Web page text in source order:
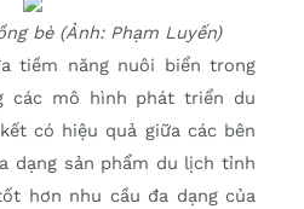
bè (Ảnh: Phạm Luyến)
tiềm năng nuôi biển trong
các mô hình phát triển du
có hiệu quả giữa các bên
dạng sản phẩm du lịch tỉnh
hơn nhu cầu đa dạng của